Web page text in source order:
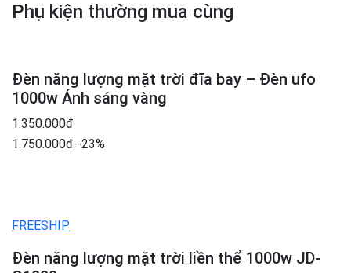
Phụ kiện thường mua cùng
Đèn năng lượng mặt trời đĩa bay – Đèn ufo
1000w Ánh sáng vàng
1.350.000đ
1.750.000đ -23%
FREESHIP
Đèn năng lượng mặt trời liền thể 1000w JD-